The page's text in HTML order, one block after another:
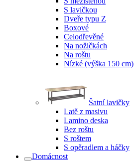
S lavičkou
Dveře typu Z
Boxové
Celodřevěné
Na nožičkách
Na roštu
Nízké (výška 150 cm)
Šatní lavičky
Latě z masivu
Lamino deska
Bez roštu
S roštem
S opěradlem a háčky
Domácnost